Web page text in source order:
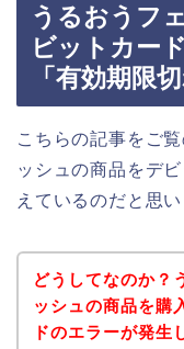
うるおうフ
ビットカー
「有効期限切
こちらの記事をご
ッシュの商品をデ
えているのだと思
どうしてなのか？
ッシュの商品を購
ドのエラーが発生